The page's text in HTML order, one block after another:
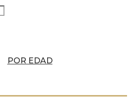
POR EDAD